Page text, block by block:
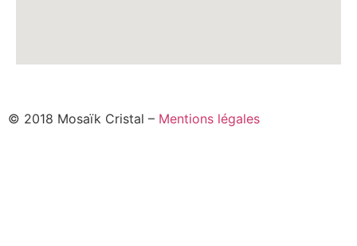
© 2018 Mosaïk Cristal – Mentions légales